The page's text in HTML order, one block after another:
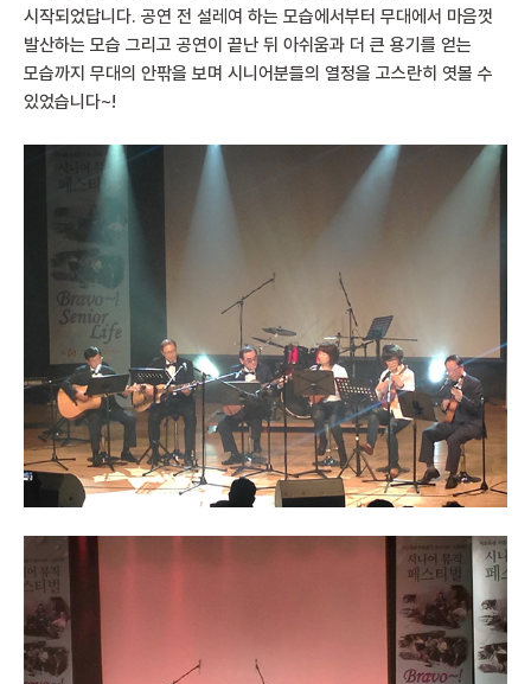
시작되었답니다. 공연 전 설레여 하는 모습에서부터 무대에서 마음껏
발산하는 모습 그리고 공연이 끝난 뒤 아쉬움과 더 큰 용기를 얻는
모습까지 무대의 안팎을 보며 시니어분들의 열정을 고스란히 엿볼 수
있었습니다~!